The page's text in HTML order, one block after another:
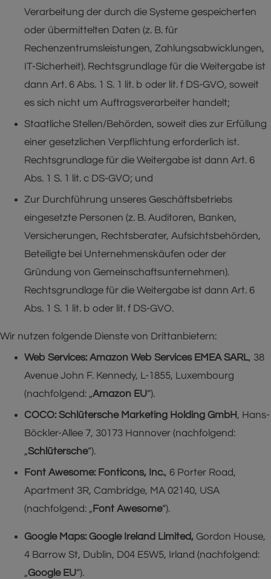
Verarbeitung der durch die Systeme gespeicherten
oder übermittelten Daten (z. B. für
Rechenzentrumsleistungen, Zahlungsabwicklungen,
IT-Sicherheit). Rechtsgrundlage für die Weitergabe ist
dann Art. 6 Abs. 1 S. 1 lit. b oder lit. f DS-GVO, soweit
es sich nicht um Auftragsverarbeiter handelt;
Staatliche Stellen/Behörden, soweit dies zur Erfüllung
einer gesetzlichen Verpflichtung erforderlich ist.
Rechtsgrundlage für die Weitergabe ist dann Art. 6
Abs. 1 S. 1 lit. c DS-GVO; und
Zur Durchführung unseres Geschäftsbetriebs
eingesetzte Personen (z. B. Auditoren, Banken,
Versicherungen, Rechtsberater, Aufsichtsbehörden,
Beteiligte bei Unternehmenskäufen oder der
Gründung von Gemeinschaftsunternehmen).
Rechtsgrundlage für die Weitergabe ist dann Art. 6
Abs. 1 S. 1 lit. b oder lit. f DS-GVO.
Wir nutzen folgende Dienste von Drittanbietern:
Web Services: Amazon Web Services EMEA SARL, 38
Avenue John F. Kennedy, L-1855, Luxembourg
(nachfolgend: „Amazon EU“).
COCO: Schlütersche Marketing Holding GmbH, Hans-
Böckler-Allee 7, 30173 Hannover (nachfolgend:
„Schlütersche“).
Font Awesome: Fonticons, Inc., 6 Porter Road,
Apartment 3R, Cambridge, MA 02140, USA
(nachfolgend: „ Font Awesome“).
Google Maps: Google Ireland Limited, Gordon House,
4 Barrow St, Dublin, D04 E5W5, Irland (nachfolgend:
„Google EU“).